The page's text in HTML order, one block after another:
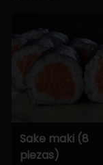
Sake maki (8
piezas)